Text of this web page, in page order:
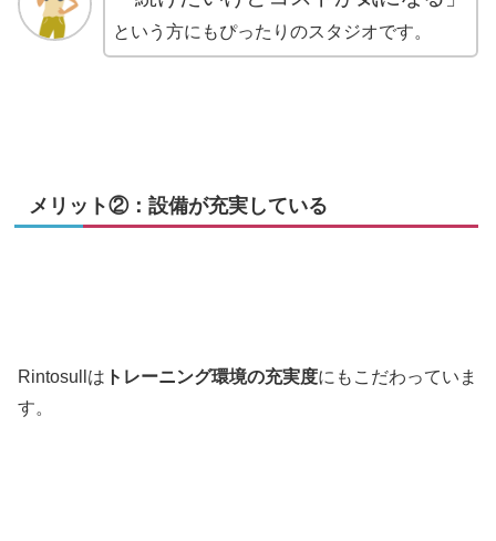
という方にもぴったりのスタジオです。
メリット②：設備が充実している
Rintosullは トレーニング環境の充実度にもこだわっていま
す。